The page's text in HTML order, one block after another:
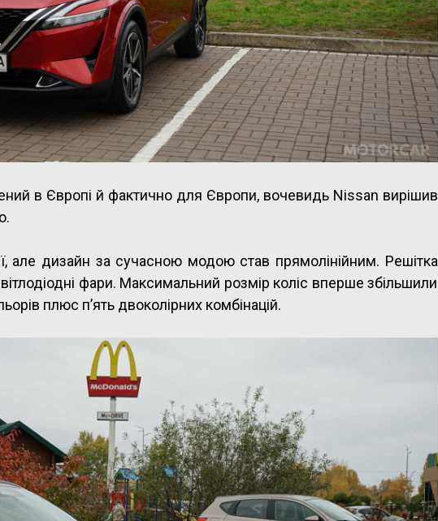
в Європі й фактично для Європи, вочевидь Nissan вирішив
але дизайн за сучасною модою став прямолінійним. Решітка
фари. Максимальний розмір коліс вперше збільшили
плюс п’ять двоколірних комбінацій.